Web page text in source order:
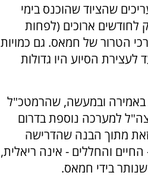
שהציוד שהוכנס בימי
ארוכים (לפחות
הטרור של חמאס. גם כמויות
הסיוע היו גדולות
באמירה ובמעשה, שהרמטכ"ל
למערכה נוספת בדרום
מתוך הבנה שהדרישה
והחללים - אינה ריאלית,
בידי חמאס.